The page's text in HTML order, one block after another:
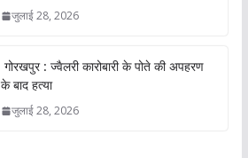
जुलाई 28, 2026
गोरखपुर : ज्वैलरी कारोबारी के पोते की अपहरण
के बाद हत्या
जुलाई 28, 2026